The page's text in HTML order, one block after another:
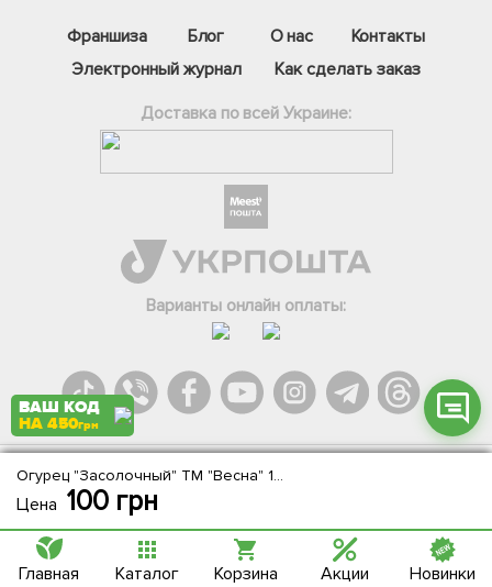
Огурец "Засолочный" ТМ "Весна" 100г
Цена 100грн
Франшиза Блог О нас
Контакты
Электронный журнал
Как сделать заказ
Доставка по всей Украине:
Варианты онлайн оплаты:
Agromarket.Copyright © 2013-2026. Все права защищены
Інстаграм
Онлайн чат
ВАШ КОД
НА 450грн
Главная Каталог Корзина Акции Новинки